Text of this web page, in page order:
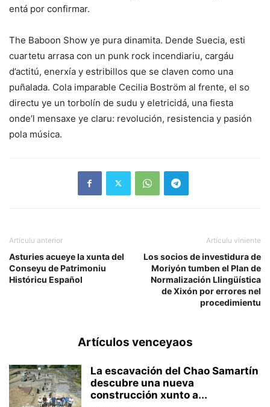
entá por confirmar.
The Baboon Show ye pura dinamita. Dende Suecia, esti
cuartetu arrasa con un punk rock incendiariu, cargáu
d’actitú, enerxía y estribillos que se claven como una
puñalada. Cola imparable Cecilia Boström al frente, el so
directu ye un torbolín de sudu y eletricidá, una fiesta
onde’l mensaxe ye claru: revolución, resistencia y pasión
pola música.
Artículu anterior
Asturies acueye la xunta del
Conseyu de Patrimoniu
Históricu Español
Artículu viniente
Los socios de investidura de
Moriyón tumben el Plan de
Normalización Llingüística
de Xixón por errores nel
procedimientu
Artículos venceyaos
La escavación del Chao Samartín
descubre una nueva
construcción xunto a...